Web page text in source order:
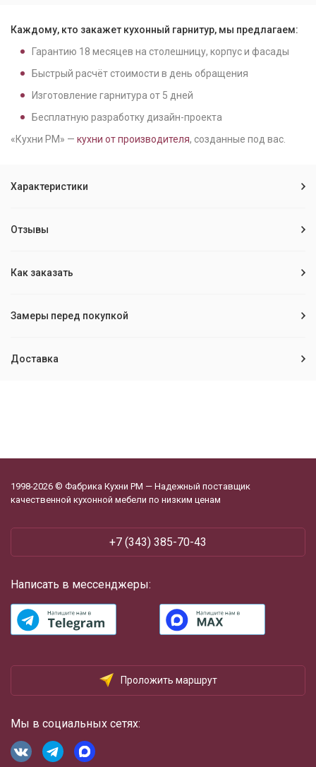
Каждому, кто закажет кухонный гарнитур, мы предлагаем:
Гарантию 18 месяцев на столешницу, корпус и фасады
Быстрый расчёт стоимости в день обращения
Изготовление гарнитура от 5 дней
Бесплатную разработку дизайн-проекта
«Кухни РМ» — кухни от производителя, созданные под вас.
Характеристики
Отзывы
Как заказать
Замеры перед покупкой
Доставка
1998-2026 © Фабрика Кухни РМ — Надежный поставщик
качественной кухонной мебели по низким ценам
+7 (343) 385-70-43
Написать в мессенджеры:
Проложить маршрут
Мы в социальных сетях: